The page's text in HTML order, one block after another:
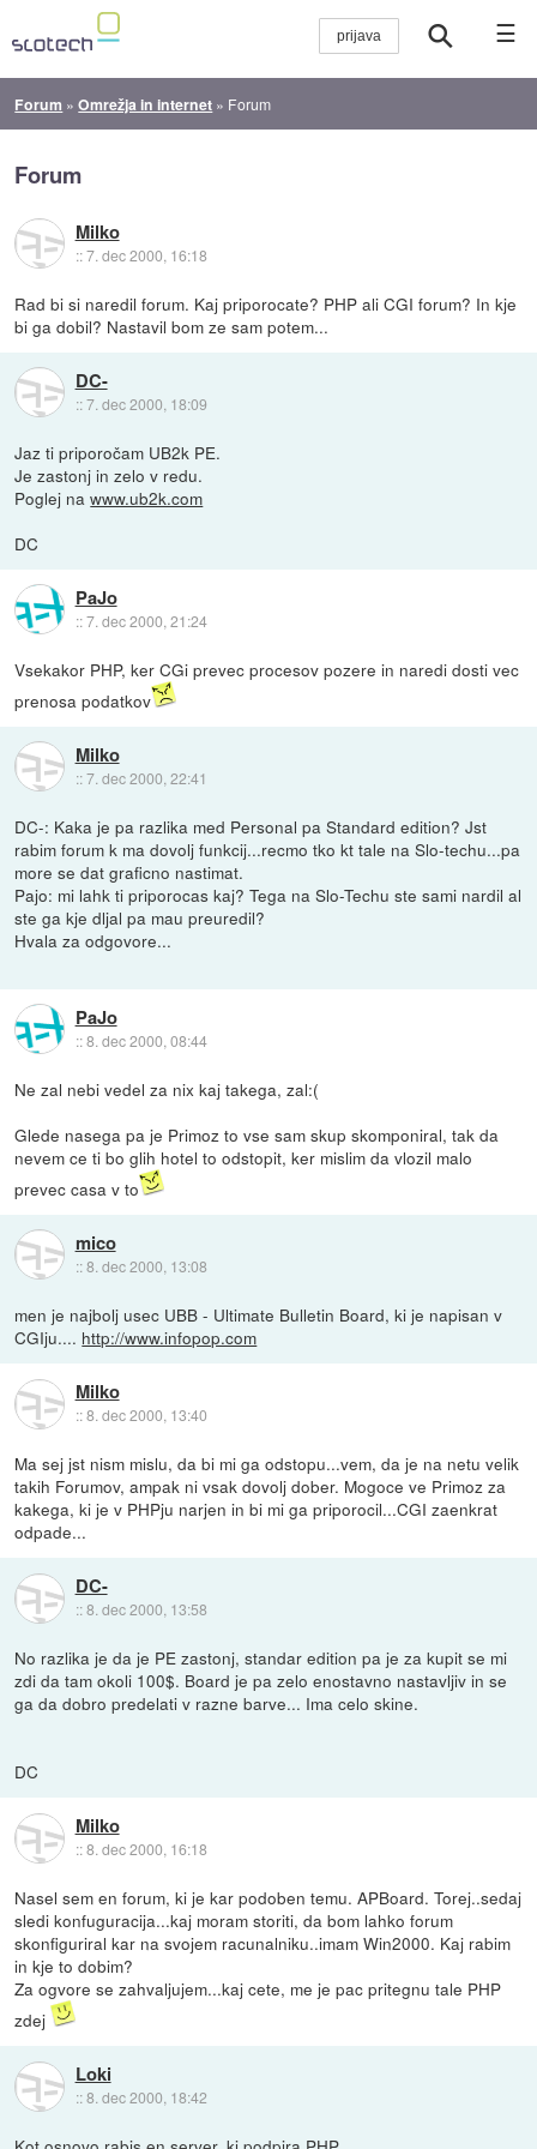
☰
Forum »Omrežja in internet » Forum
Forum
Milko
::7. dec 2000, 16:18
Rad bi si naredil forum. Kaj priporocate? PHP ali CGI forum? In kje
bi ga dobil? Nastavil bom ze sam potem...
DC-
::7. dec 2000, 18:09
Jaz ti priporočam UB2k PE.
Je zastonj in zelo v redu.
Poglej nawww.ub2k.com
DC
PaJo
::7. dec 2000, 21:24
Vsekakor PHP, ker CGi prevec procesov pozere in naredi dosti vec
prenosa podatkov
Milko
::7. dec 2000, 22:41
DC-: Kaka je pa razlika med Personal pa Standard edition? Jst
rabim forum k ma dovolj funkcij...recmo tko kt tale na Slo-techu...pa
more se dat graficno nastimat.
Pajo: mi lahk ti priporocas kaj? Tega na Slo-Techu ste sami nardil al
ste ga kje dljal pa mau preuredil?
Hvala za odgovore...
PaJo
::8. dec 2000, 08:44
Ne zal nebi vedel za nix kaj takega, zal:(
Glede nasega pa je Primoz to vse sam skup skomponiral, tak da
nevem ce ti bo glih hotel to odstopit, ker mislim da vlozil malo
prevec casa v to
mico
::8. dec 2000, 13:08
men je najbolj usec UBB - Ultimate Bulletin Board, ki je napisan v
CGIju.... http://www.infopop.com
Milko
::8. dec 2000, 13:40
Ma sej jst nism mislu, da bi mi ga odstopu...vem, da je na netu velik
takih Forumov, ampak ni vsak dovolj dober. Mogoce ve Primoz za
kakega, ki je v PHPju narjen in bi mi ga priporocil...CGI zaenkrat
odpade...
DC-
::8. dec 2000, 13:58
No razlika je da je PE zastonj, standar edition pa je za kupit se mi
zdi da tam okoli 100$. Board je pa zelo enostavno nastavljiv in se
ga da dobro predelati v razne barve... Ima celo skine.
DC
Milko
::8. dec 2000, 16:18
Nasel sem en forum, ki je kar podoben temu. APBoard. Torej..sedaj
sledi konfuguracija...kaj moram storiti, da bom lahko forum
skonfiguriral kar na svojem racunalniku..imam Win2000. Kaj rabim
in kje to dobim?
Za ogvore se zahvaljujem...kaj cete, me je pac pritegnu tale PHP
zdej
Loki
::8. dec 2000, 18:42